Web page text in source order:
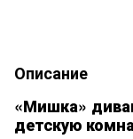
Описание
«Мишка»
детскую